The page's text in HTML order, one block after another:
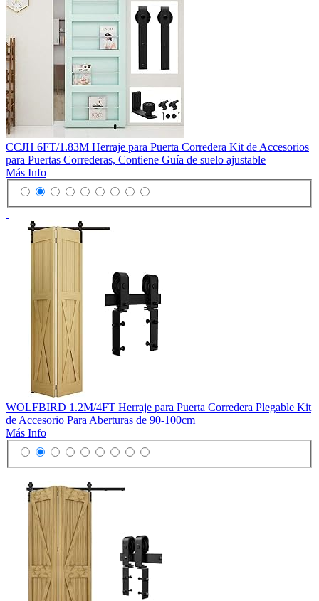
CCJH 6FT/1.83M Herraje para Puerta Corredera Kit de Accesorios
para Puertas Correderas, Contiene Guía de suelo ajustable
Más Info
WOLFBIRD 1.2M/4FT Herraje para Puerta Corredera Plegable Kit
de Accesorio Para Aberturas de 90-100cm
Más Info